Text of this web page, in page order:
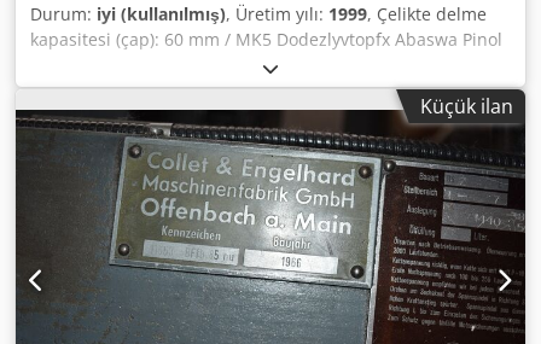
Durum: iyi (kullanılmış), Üretim yılı: 1999, Çelikte delme
kapasitesi (çap): 60 mm / MK5 Dodezlyvtopfx Abaswa Pinol
stroku: 310 mm Mil devir hızı: 28...2500 dev/dak Tabla
ölçüleri: 1470 x 986 mm Toplam güç ihtiyacı: 4 kW Makine
ağırlığı yaklaşık: 4,6 t
Küçük ilan